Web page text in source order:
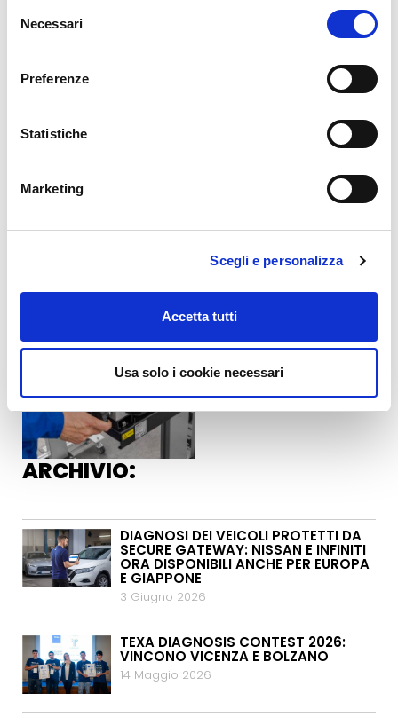
delNecessari
Preferenze
Statistiche
Marketing
Scegli e personalizza
Accetta tutti
Usa solo i cookie necessari
Gallery
ARCHIVIO:
DIAGNOSI DEI VEICOLI PROTETTI DA
SECURE GATEWAY: NISSAN E INFINITI
ORA DISPONIBILI ANCHE PER EUROPA
E GIAPPONE
3 Giugno 2026
TEXA DIAGNOSIS CONTEST 2026:
VINCONO VICENZA E BOLZANO
14 Maggio 2026